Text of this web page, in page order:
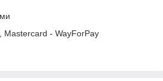
Mastercard - WayForPay